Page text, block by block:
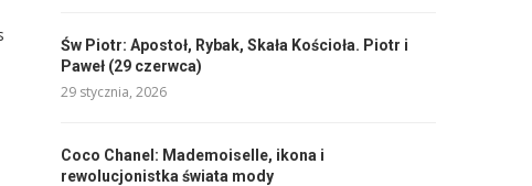
Św Piotr: Apostoł, Rybak, Skała Kościoła. Piotr i
Paweł (29 czerwca)
29 stycznia, 2026
Coco Chanel: Mademoiselle, ikona i
rewolucjonistka świata mody